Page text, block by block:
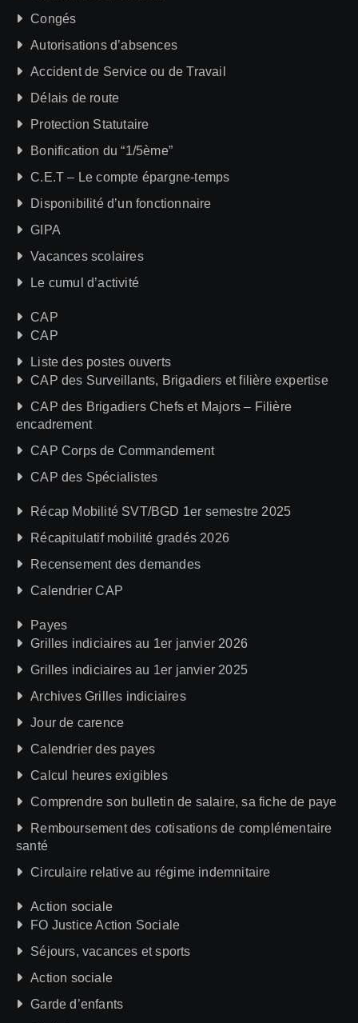
Congés
Autorisations d’absences
Accident de Service ou de Travail
Délais de route
Protection Statutaire
Bonification du “1/5ème”
C.E.T – Le compte épargne-temps
Disponibilité d’un fonctionnaire
GIPA
Vacances scolaires
Le cumul d’activité
CAP
CAP
Liste des postes ouverts
CAP des Surveillants, Brigadiers et filière expertise
CAP des Brigadiers Chefs et Majors – Filière
encadrement
CAP Corps de Commandement
CAP des Spécialistes
Récap Mobilité SVT/BGD 1er semestre 2025
Récapitulatif mobilité gradés 2026
Recensement des demandes
Calendrier CAP
Payes
Grilles indiciaires au 1er janvier 2026
Grilles indiciaires au 1er janvier 2025
Archives Grilles indiciaires
Jour de carence
Calendrier des payes
Calcul heures exigibles
Comprendre son bulletin de salaire, sa fiche de paye
Remboursement des cotisations de complémentaire
santé
Circulaire relative au régime indemnitaire
Action sociale
FO Justice Action Sociale
Séjours, vacances et sports
Action sociale
Garde d’enfants